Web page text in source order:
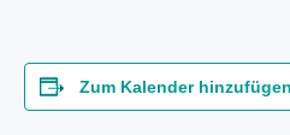
Zum Kalender hinzufügen